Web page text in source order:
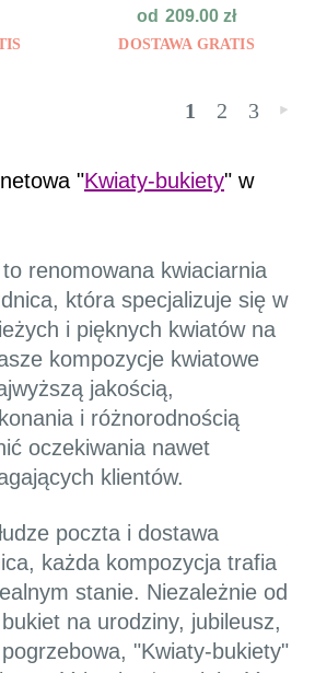
od 209.00zł
DOSTAWA GRATIS
1 2 3 »
"Kwiaty-bukiety" w
renomowana kwiaciarnia
która specjalizuje się w
i pięknych kwiatów na
kompozycje kwiatowe
jakością,
i różnorodnością
oczekiwania nawet
klientów.
poczta i dostawa
każda kompozycja trafia
stanie. Niezależnie od
na urodziny, jubileusz,
"Kwiaty-bukiety"